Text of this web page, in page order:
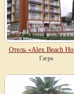
Отель «Alex Beach
Гагра